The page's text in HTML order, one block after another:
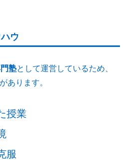
ウ
塾として運営しているため、
あります。
授業
服